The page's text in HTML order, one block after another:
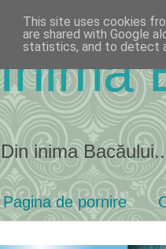
Inima
Din inima
Pagina de pornire
This site uses cookies
are shared with Google
statistics, and to detect